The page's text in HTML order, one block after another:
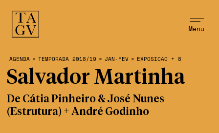
Menu
AGENDA > TEMPORADA 2018/19 > JAN-FEV > EXPOSICAO + 8
Salvador Martinha
De Cátia Pinheiro & José Nunes
(Estrutura) + André Godinho